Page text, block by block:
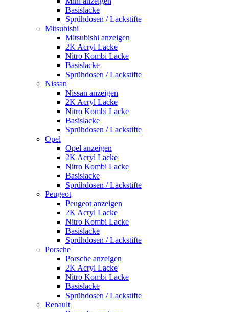
Basislacke
Sprühdosen / Lackstifte
Mitsubishi
Mitsubishi anzeigen
2K Acryl Lacke
Nitro Kombi Lacke
Basislacke
Sprühdosen / Lackstifte
Nissan
Nissan anzeigen
2K Acryl Lacke
Nitro Kombi Lacke
Basislacke
Sprühdosen / Lackstifte
Opel
Opel anzeigen
2K Acryl Lacke
Nitro Kombi Lacke
Basislacke
Sprühdosen / Lackstifte
Peugeot
Peugeot anzeigen
2K Acryl Lacke
Nitro Kombi Lacke
Basislacke
Sprühdosen / Lackstifte
Porsche
Porsche anzeigen
2K Acryl Lacke
Nitro Kombi Lacke
Basislacke
Sprühdosen / Lackstifte
Renault